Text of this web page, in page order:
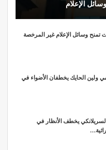
الإعلام
تمنح وسائل الإعلام غير المرخصة
ولين الحايك يخطفان الأضواء في
السريلانكي يخطف الأنظار في